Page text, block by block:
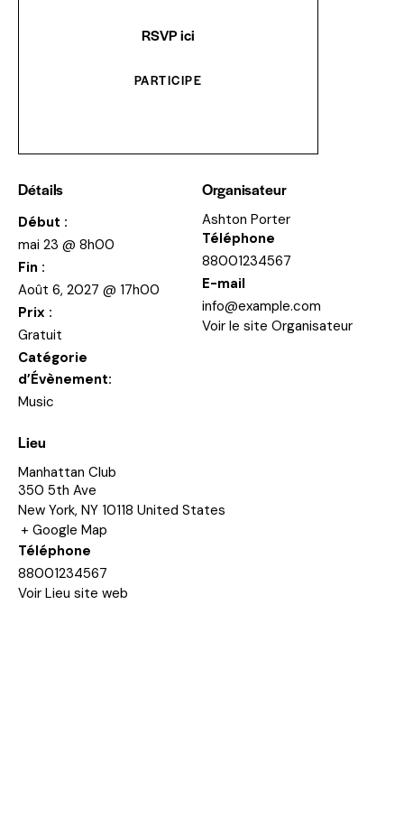
RSVP ici
PARTICIPE
Détails
Début :
mai 23 @ 8h00
Fin :
Août 6, 2027 @ 17h00
Prix :
Gratuit
Catégorie
d’Évènement:
Music
Organisateur
Ashton Porter
Téléphone
88001234567
E-mail
info@example.com
Voir le site Organisateur
Lieu
Manhattan Club
350 5th Ave
New York, NY 10118 United States
+ Google Map
Téléphone
88001234567
Voir Lieu site web